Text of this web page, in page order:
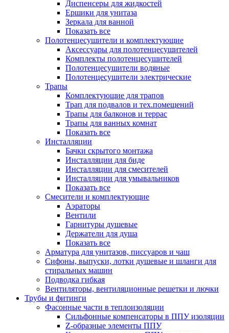
Диспенсеры для жидкостей
Ершики для унитаза
Зеркала для ванной
Показать все
Полотенцесушители и комплектующие
Аксессуары для полотенцесушителей
Комплекты полотенцесушителей
Полотенцесушители водяные
Полотенцесушители электрические
Трапы
Комплектующие для трапов
Трап для подвалов и тех.помещений
Трапы для балконов и террас
Трапы для ванных комнат
Показать все
Инсталляции
Бачки скрытого монтажа
Инсталляции для биде
Инсталляции для смесителей
Инсталляции для умывальников
Показать все
Смесители и комплектующие
Аэраторы
Вентили
Гарнитуры душевые
Держатели для душа
Показать все
Арматура для унитазов, писсуаров и чаш
Сифоны, выпуски, лотки душевые и шланги для
стиральных машин
Подводка гибкая
Вентиляторы, вентиляционные решетки и лючки
Трубы и фитинги
Фасонные части в теплоизоляции
Cильфонные компенсаторы в ППУ изоляции
Z-образные элементы ППУ